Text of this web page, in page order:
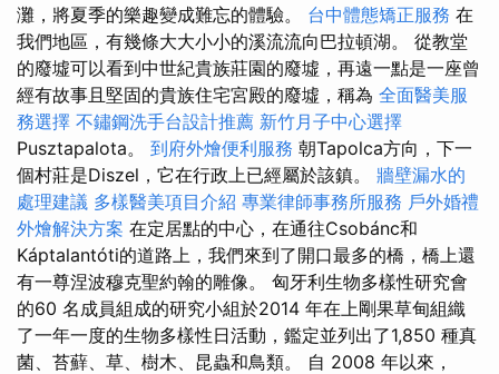
灘，將夏季的樂趣變成難忘的體驗。 台中體態矯正服務 在
我們地區，有幾條大大小小的溪流流向巴拉頓湖。 從教堂
的廢墟可以看到中世紀貴族莊園的廢墟，再遠一點是一座曾
經有故事且堅固的貴族住宅宮殿的廢墟，稱為 全面醫美服
務選擇 不鏽鋼洗手台設計推薦 新竹月子中心選擇
Pusztapalota。 到府外燴便利服務 朝Tapolca方向，下一
個村莊是Diszel，它在行政上已經屬於該鎮。 牆壁漏水的
處理建議 多樣醫美項目介紹 專業律師事務所服務 戶外婚禮
外燴解決方案 在定居點的中心，在通往Csobánc和
Káptalantóti的道路上，我們來到了開口最多的橋，橋上還
有一尊涅波穆克聖約翰的雕像。 匈牙利生物多樣性研究會
的60 名成員組成的研究小組於2014 年在上剛果草甸組織
了一年一度的生物多樣性日活動，鑑定並列出了1,850 種真
菌、苔蘚、草、樹木、昆蟲和鳥類。 自 2008 年以來，